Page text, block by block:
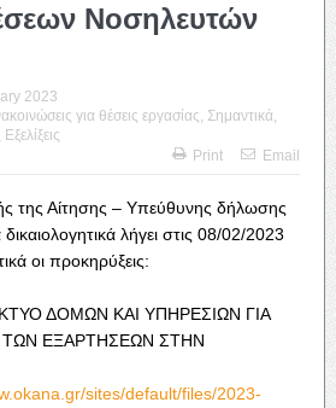
Νοσηλευτών
2023
για θέσεις εργασίας Σημαντικά
Print
Email
της Αίτησης – Υπεύθυνης δήλωσης
λήγει στις 08/02/2023
οι προκηρύξεις:
ΔΟΜΩΝ ΚΑΙ ΥΠΗΡΕΣΙΩΝ ΓΙΑ
ΤΩΝ ΕΞΑΡΤΗΣΕΩΝ ΣΤΗΝ
sites/default/files/2023-